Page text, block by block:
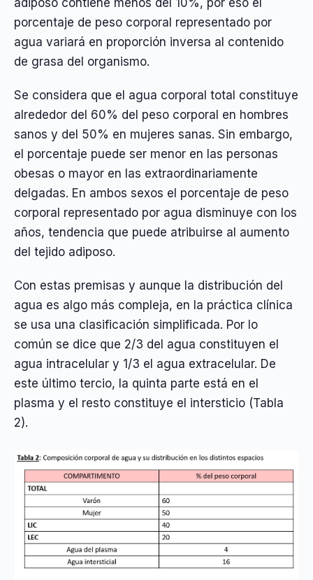
porcentaje de peso corporal representado por
agua variará en proporción inversa al contenido
de grasa del organismo.
Se considera que el agua corporal total constituye
alrededor del 60% del peso corporal en hombres
sanos y del 50% en mujeres sanas. Sin embargo,
el porcentaje puede ser menor en las personas
obesas o mayor en las extraordinariamente
delgadas. En ambos sexos el porcentaje de peso
corporal representado por agua disminuye con los
años, tendencia que puede atribuirse al aumento
del tejido adiposo.
Con estas premisas y aunque la distribución del
agua es algo más compleja, en la práctica clínica
se usa una clasificación simplificada. Por lo
común se dice que 2/3 del agua constituyen el
agua intracelular y 1/3 el agua extracelular. De
este último tercio, la quinta parte está en el
plasma y el resto constituye el intersticio (Tabla
2).